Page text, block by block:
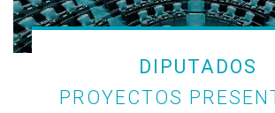
DIPUTADOS
PROYECTOS